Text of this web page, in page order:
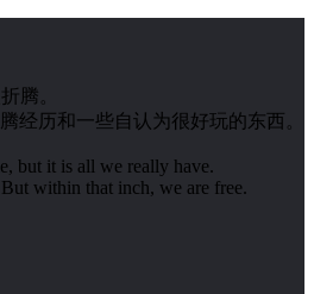
腾。
经历和一些自认为很好玩的东西。
but it is all we really have.
within that inch, we are free.